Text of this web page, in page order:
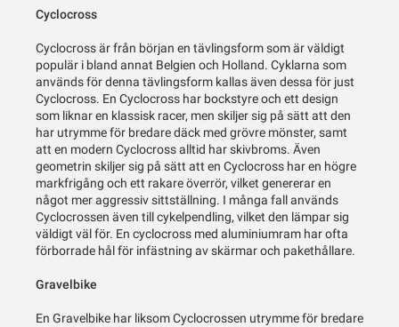
Cyclocross
Cyclocross är från början en tävlingsform som är väldigt
populär i bland annat Belgien och Holland. Cyklarna som
används för denna tävlingsform kallas även dessa för just
Cyclocross. En Cyclocross har bockstyre och ett design
som liknar en klassisk racer, men skiljer sig på sätt att den
har utrymme för bredare däck med grövre mönster, samt
att en modern Cyclocross alltid har skivbroms. Även
geometrin skiljer sig på sätt att en Cyclocross har en högre
markfrigång och ett rakare överrör, vilket genererar en
något mer aggressiv sittställning. I många fall används
Cyclocrossen även till cykelpendling, vilket den lämpar sig
väldigt väl för. En cyclocross med aluminiumram har ofta
förborrade hål för infästning av skärmar och pakethållare.
Gravelbike
En Gravelbike har liksom Cyclocrossen utrymme för bredare